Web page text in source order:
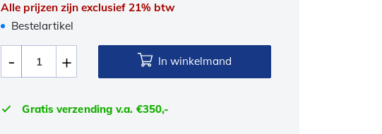
Alle prijzen zijn exclusief 21% btw
Bestelartikel
In winkelmand
Gratis verzending v.a. €350,-